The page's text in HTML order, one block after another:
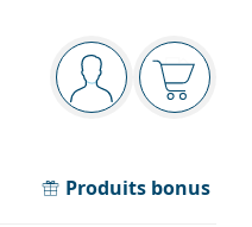
Barre de navigation
Vous êtesVotre
Produits bonus